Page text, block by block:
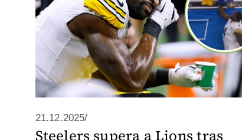
21.12.2025/
Steelers supera a Lions tras